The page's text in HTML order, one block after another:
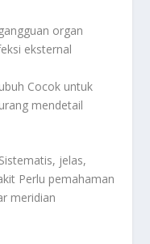
organ
eksternal
Cocok untuk
mendetail
Sistematis, jelas,
Perlu pemahaman
meridian